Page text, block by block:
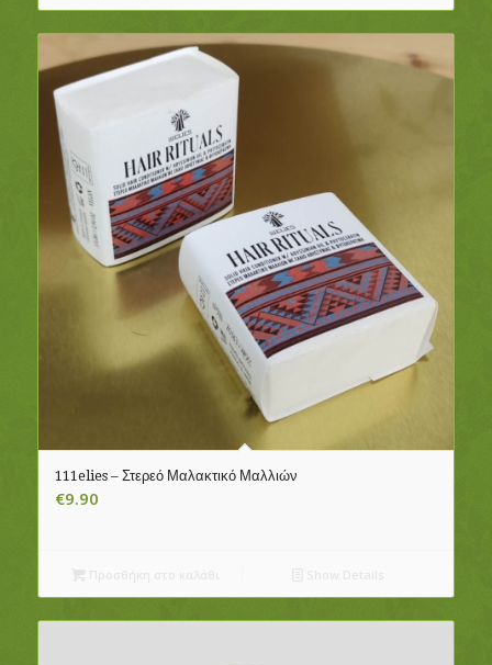
111elies – Στερεό Μαλακτικό Μαλλιών
€9.90